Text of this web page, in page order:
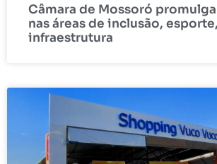
Câmara de Mossoró
nas áreas de inclusão,
infraestrutura